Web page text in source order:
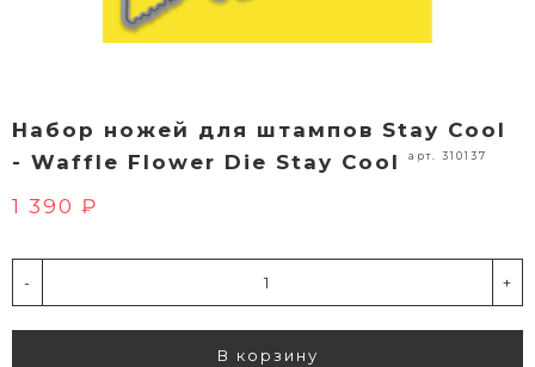
Набор ножей для штампов Stay Cool
- Waffle Flower Die Stay Cool
арт. 310137
1 390 ₽
- +
В корзину